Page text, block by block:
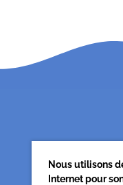
Nous utilisons
Internet pour